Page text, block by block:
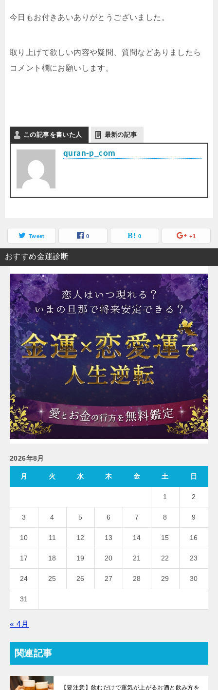
今日もお付きあいありがとうございました。
取り上げて欲しい内容や疑問、質問などありましたら
コメント欄にお願いします。
この記事を書いた人 最新の記事
quran-p_com
Tweet 0 0 +1
おすすめ金運診断
2026年8月
月 火 水 木 金 土 日
1 2
3 4 5 6 7 8 9
10 11 12 13 14 15 16
17 18 19 20 21 22 23
24 25 26 27 28 29 30
31
« 4月
関連記事
【要注意】飲むだけで運気が上がるお酒と飲み方を